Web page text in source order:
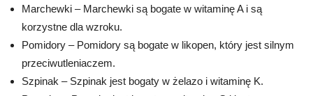
Marchewki – Marchewki są bogate w witaminę A i są
korzystne dla wzroku.
Pomidory – Pomidory są bogate w likopen, który jest silnym
przeciwutleniaczem.
Szpinak – Szpinak jest bogaty w żelazo i witaminę K.